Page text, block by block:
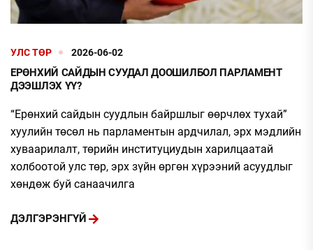
УЛС ТӨР 2026-06-02
ЕРӨНХИЙ САЙДЫН СУУДАЛ ДООШИЛБОЛ ПАРЛАМЕНТ
ДЭЭШЛЭХ ҮҮ?
“Ерөнхий сайдын суудлын байршлыг өөрчлөх тухай”
хуулийн төсөл нь парламентын ардчилал, эрх мэдлийн
хуваарилалт, төрийн институциудын харилцаатай
холбоотой улс төр, эрх зүйн өргөн хүрээний асуудлыг
хөндөж буй санаачилга
ДЭЛГЭРЭНГҮЙ